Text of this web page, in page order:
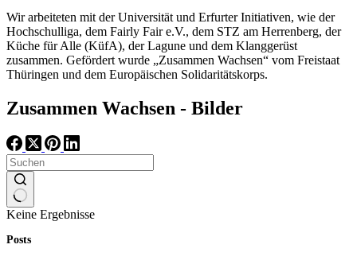
Wir arbeiteten mit der Universität und Erfurter Initiativen, wie der
Hochschulliga, dem Fairly Fair e.V., dem STZ am Herrenberg, der
Küche für Alle (KüfA), der Lagune und dem Klanggerüst
zusammen. Gefördert wurde „Zusammen Wachsen“ vom Freistaat
Thüringen und dem Europäischen Solidaritätskorps.
Zusammen Wachsen - Bilder
Keine Ergebnisse
Posts